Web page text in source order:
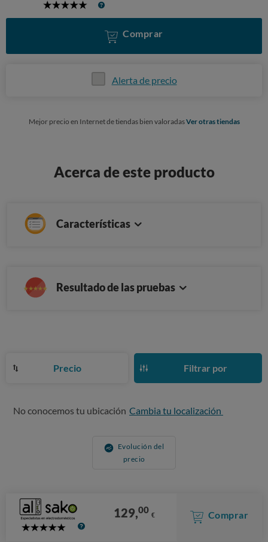
5
Comprar
Alerta de precio
Mejor precio en Internet de tiendas bien valoradasVer otras tiendas
Acerca de este producto
Características
Resultado de las pruebas
Precio Filtrar por
No conocemos tu ubicación Cambia tu localización
Evolución del
precio
5
129,00 € Comprar